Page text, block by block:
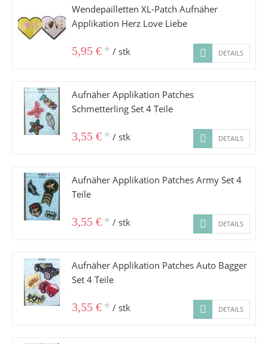
Wendepailletten XL-Patch Aufnäher
Applikation Herz Love Liebe
5,95 € * / stk DETAILS
Aufnäher Applikation Patches
Schmetterling Set 4 Teile
3,55 € * / stk DETAILS
Aufnäher Applikation Patches Army Set 4
Teile
3,55 € * / stk DETAILS
Aufnäher Applikation Patches Auto Bagger
Set 4 Teile
3,55 € * / stk DETAILS